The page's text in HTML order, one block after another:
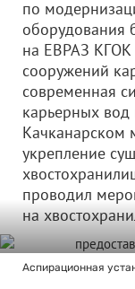
по
оборудования
на ЕВРАЗ КГОК
сооружений
современная
карьерных
Качканарском
укрепление
проводил
на
Аспирационная